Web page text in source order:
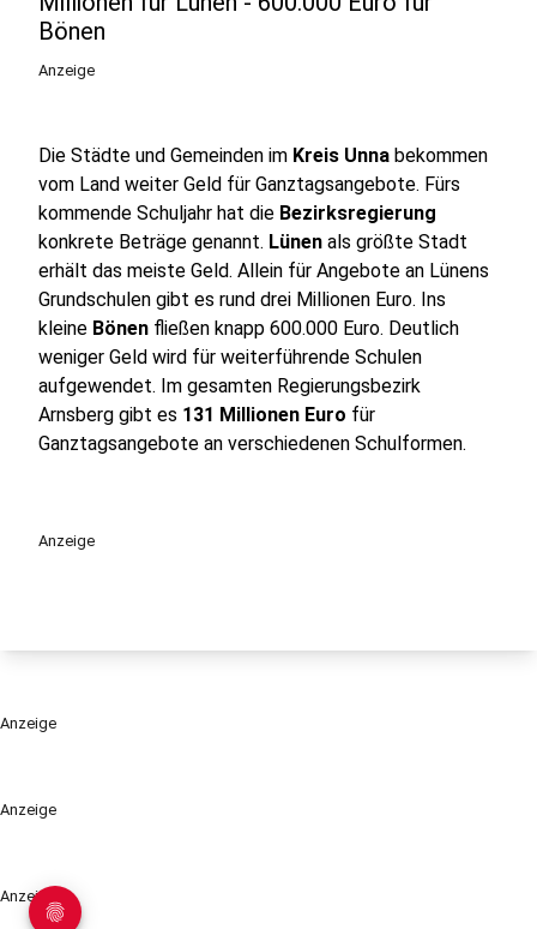
Anzeige
Anzeige
Bönen
Anzeige
Die Städte und Gemeinden im Kreis Unna bekommen
vom Land weiter Geld für Ganztagsangebote. Fürs
kommende Schuljahr hat die Bezirksregierung
konkrete Beträge genannt. Lünen als größte Stadt
erhält das meiste Geld. Allein für Angebote an Lünens
Grundschulen gibt es rund drei Millionen Euro. Ins
kleine Bönen fließen knapp 600.000 Euro. Deutlich
weniger Geld wird für weiterführende Schulen
aufgewendet. Im gesamten Regierungsbezirk
Arnsberg gibt es 131 Millionen Euro für
Ganztagsangebote an verschiedenen Schulformen.
Anzeige
Anzeige